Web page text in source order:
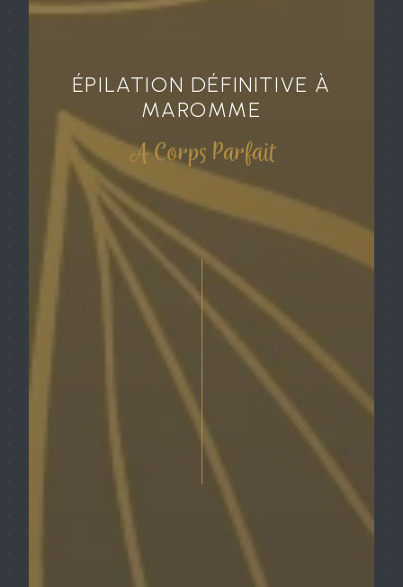
ÉPILATION DÉFINITIVE À
MAROMME
A Corps Parfait